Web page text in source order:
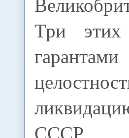
Три этих
СССР